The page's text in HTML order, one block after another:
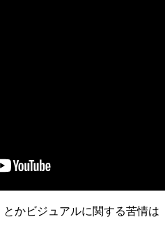
かビジュアルに関する苦情は